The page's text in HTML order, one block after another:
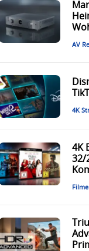
AV
4K
4K
32/
Filme